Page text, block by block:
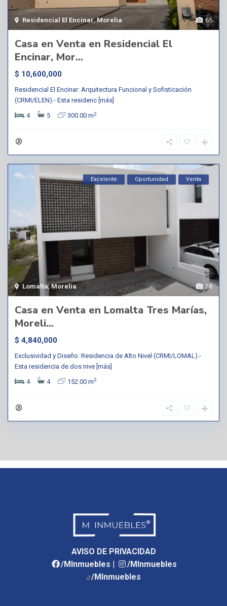
65
Residencial El Encinar,Morelia
Casa en Venta en Residencial El
Encinar, Mor...
$ 10,600,000
Residencial El Encinar: Arquitectura Funcional y Sofisticación
(CRMI/ELEN).- Esta residenc [más]
4
5 300.00 m2
26
Lomalta,Morelia
Excelente Oportunidad Venta
Casa en Venta en Lomalta Tres Marías,
Moreli...
$ 4,840,000
Exclusividad y Diseño: Residencia de Alto Nivel (CRMI/LOMAL).-
Esta residencia de dos nive [más]
4
4 152.00 m2
AVISO DE PRIVACIDAD
/MInmuebles
/MInmuebles
/MInmuebles